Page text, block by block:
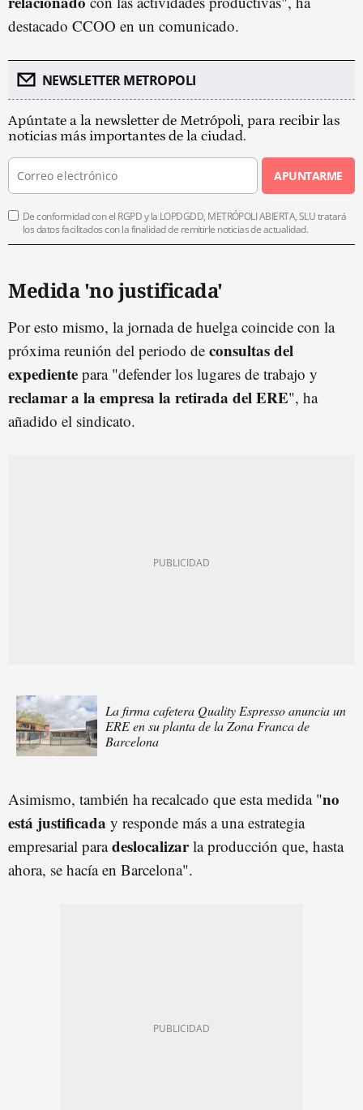
destacado CCOO en un comunicado.
NEWSLETTER METROPOLI
Apúntate a la newsletter de Metrópoli, para recibir las
noticias más importantes de la ciudad.
APUNTARME
De conformidad con el RGPD y la LOPDGDD, METRÓPOLI ABIERTA, SLU tratará
los datos facilitados con la finalidad de remitirle noticias de actualidad.
Medida 'no justificada'
Por esto mismo, la jornada de huelga coincide con la
próxima reunión del periodo de consultas del
expediente para "defender los lugares de trabajo y
reclamar a la empresa la retirada del ERE", ha
añadido el sindicato.
La firma cafetera Quality Espresso anuncia un
ERE en su planta de la Zona Franca de
Barcelona
Asimismo, también ha recalcado que esta medida "no
está justificada y responde más a una estrategia
empresarial paradeslocalizarla producción que, hasta
ahora, se hacía en Barcelona".